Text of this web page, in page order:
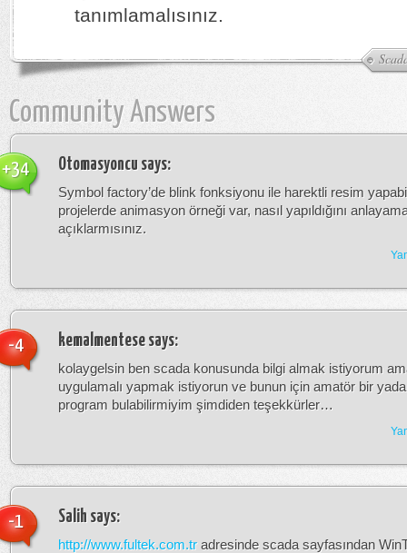
tanımlamalısınız.
Community Answers
Otomasyoncu says:
Symbol factory’de blink fonksiyonu ile harektli resim
projelerde animasyon örneği var, nasıl yapıldığını
açıklarmısınız.
+34
kemalmentese says:
kolaygelsin ben scada konusunda bilgi almak istiyorum
uygulamalı yapmak istiyorun ve bunun için amatör bir
program bulabilirmiyim şimdiden teşekkürler…
-4
Salih says:
http://www.fultek.com.tr adresinde scada sayfasından
-1